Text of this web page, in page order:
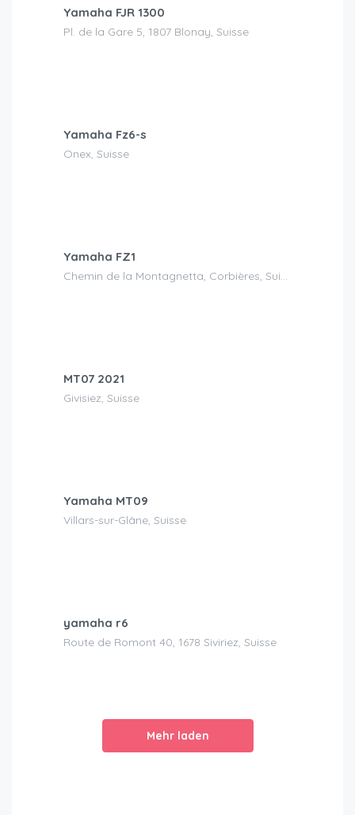
Yamaha FJR 1300
Pl. de la Gare 5, 1807 Blonay, Suisse
Yamaha Fz6-s
Onex, Suisse
Yamaha FZ1
Chemin de la Montagnetta, Corbières, Suisse
MT07 2021
Givisiez, Suisse
Yamaha MT09
Villars-sur-Glâne, Suisse
yamaha r6
Route de Romont 40, 1678 Siviriez, Suisse
Mehr laden